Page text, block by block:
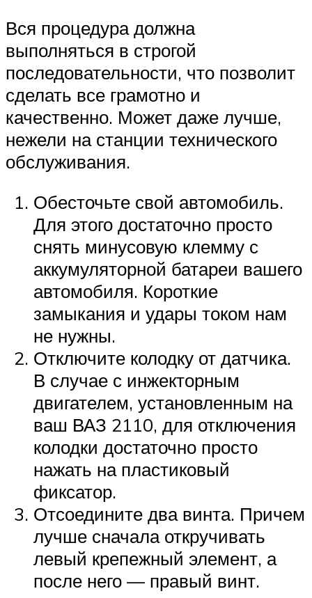
Вся процедура должна
выполняться в строгой
последовательности, что позволит
сделать все грамотно и
качественно. Может даже лучше,
нежели на станции технического
обслуживания.
Обесточьте свой автомобиль.
Для этого достаточно просто
снять минусовую клемму с
аккумуляторной батареи вашего
автомобиля. Короткие
замыкания и удары током нам
не нужны.
Отключите колодку от датчика.
В случае с инжекторным
двигателем, установленным на
ваш ВАЗ 2110, для отключения
колодки достаточно просто
нажать на пластиковый
фиксатор.
Отсоедините два винта. Причем
лучше сначала откручивать
левый крепежный элемент, а
после него — правый винт.